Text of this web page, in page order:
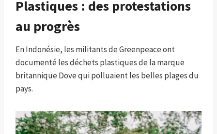
Plastiques : des protestations
au progrès
En Indonésie, les militants de Greenpeace ont
documenté les déchets plastiques de la marque
britannique Dove qui polluaient les belles plages du
pays.